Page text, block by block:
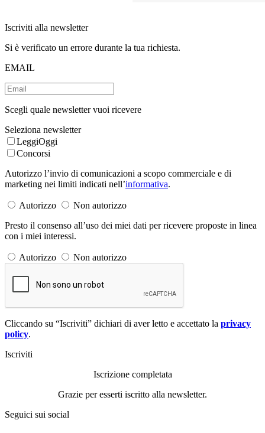
Iscriviti alla newsletter
Si è verificato un errore durante la tua richiesta.
EMAIL
Scegli quale newsletter vuoi ricevere
Seleziona newsletter
LeggiOggi
Concorsi
Autorizzo l’invio di comunicazioni a scopo commerciale e di
marketing nei limiti indicati nell’informativa.
Autorizzo
Non autorizzo
Presto il consenso all’uso dei miei dati per ricevere proposte in linea
con i miei interessi.
Autorizzo Non autorizzo
Cliccando su “Iscriviti” dichiari di aver letto e accettato la privacy
policy.
Iscriviti
Iscrizione completata
Grazie per esserti iscritto alla newsletter.
Seguici sui social